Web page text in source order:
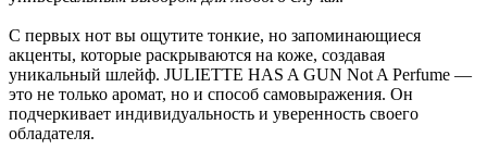
С первых нот вы ощутите тонкие, но запоминающиеся
акценты, которые раскрываются на коже, создавая
уникальный шлейф. JULIETTE HAS A GUN Not A Perfume —
это не только аромат, но и способ самовыражения. Он
подчеркивает индивидуальность и уверенность своего
обладателя.